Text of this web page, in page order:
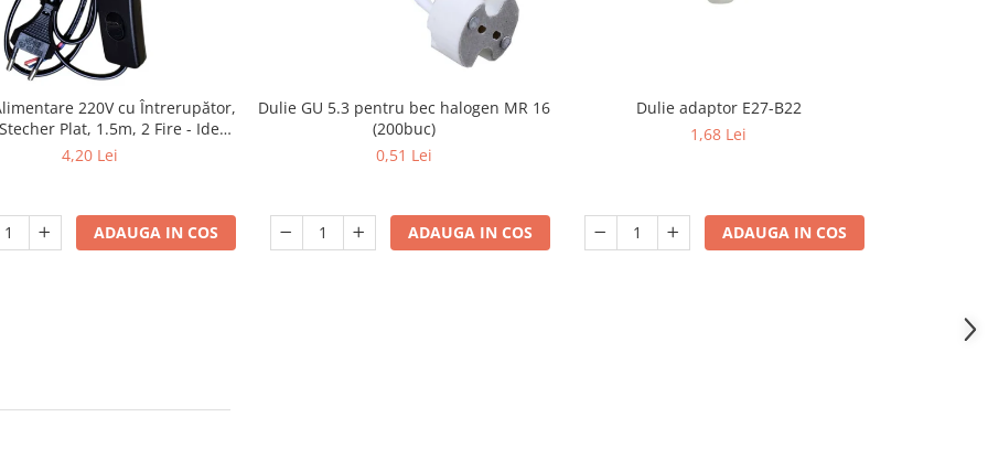
220V cu Întrerupător,
Plat, 1.5m, 2 Fire - Ideal
Lămpi si Proiecte DIY
4,20 Lei
ADAUGA IN COS
Dulie GU 5.3 pentru bec halogen MR 16
(200buc)
0,51 Lei
ADAUGA IN COS
Dulie adaptor E27-B22
1,68 Lei
ADAUGA IN COS